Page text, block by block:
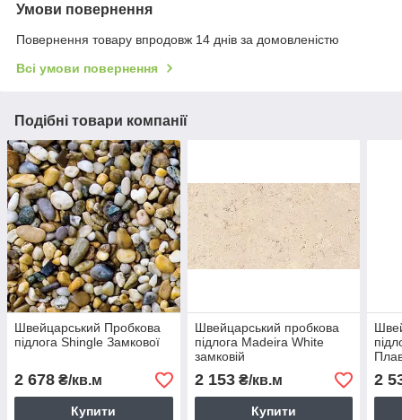
Умови повернення
Повернення товару впродовж 14 днів за домовленістю
Всі умови повернення
Подібні товари компанії
Швейцарський Пробкова
підлога Shingle Замкової
2 678 ₴/кв.м
Купити
Швейцарський пробкова
підлога Madeira White
замковій
Плаваючий
2 153₴/кв.м
Купити
2